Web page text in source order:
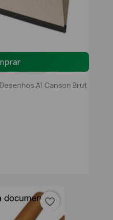
A1 Canson Brut
favorite_border